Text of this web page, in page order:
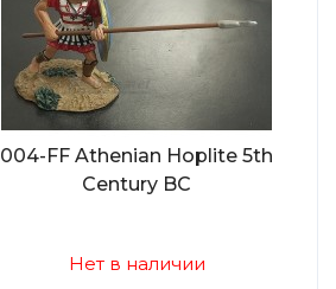
004-FF Athenian Hoplite 5th
Century BC
Нет в наличии